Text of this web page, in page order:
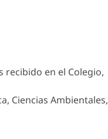
recibido en el Colegio,
Ciencias Ambientales,